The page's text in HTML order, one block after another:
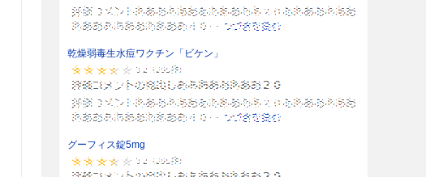
乾燥弱毒生水痘ワクチン「ビケン」
グーフィス錠5mg